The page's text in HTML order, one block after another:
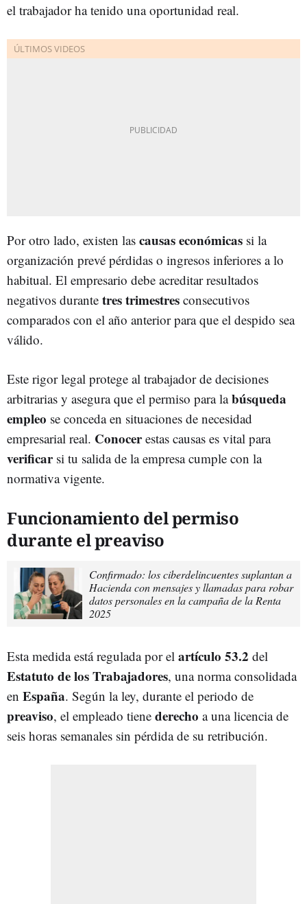
el trabajador ha tenido una oportunidad real.
Por otro lado, existen las causas económicas si la
organización prevé pérdidas o ingresos inferiores a lo
habitual. El empresario debe acreditar resultados
negativos durante tres trimestres consecutivos
comparados con el año anterior para que el despido sea
válido.
Este rigor legal protege al trabajador de decisiones
arbitrarias y asegura que el permiso para labúsqueda
empleo se conceda en situaciones de necesidad
empresarial real. Conocerestas causas es vital para
verificar si tu salida de la empresa cumple con la
normativa vigente.
Funcionamiento del permiso
durante el preaviso
Confirmado: los ciberdelincuentes suplantan a
Hacienda con mensajes y llamadas para robar
datos personales en la campaña de la Renta
2025
Esta medida está regulada por el artículo 53.2 del
Estatuto de los Trabajadores, una norma consolidada
en España. Según la ley, durante el periodo de
preaviso, el empleado tiene derecho a una licencia de
seis horas semanales sin pérdida de su retribución.